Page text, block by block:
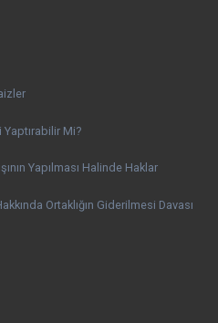
Yaptırabilir Mi?
Yapılması Halinde Haklar
Ortaklığın Giderilmesi Davası